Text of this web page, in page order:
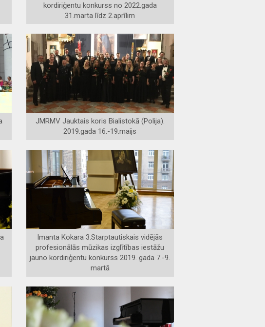
kordiriģentu konkurss no 2022.gada
31.marta līdz 2.aprīlim
JMRMV Jauktais koris Bialistokā (Polija).
2019.gada 16.-19.maijs
Imanta Kokara 3.Starptautiskais vidējās
profesionālās mūzikas izglītības iestāžu
jauno kordiriģentu konkurss 2019. gada 7.-9.
martā